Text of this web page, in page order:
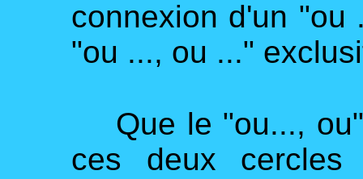
connexion d'un "ou
"ou ..., ou ..."
Que le "ou..., ou"
ces deux